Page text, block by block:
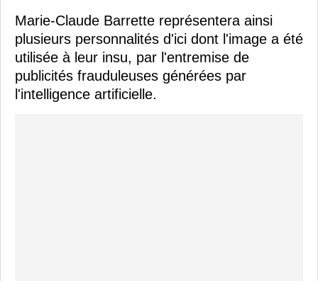
Marie-Claude Barrette représentera ainsi
plusieurs personnalités d'ici dont l'image a été
utilisée à leur insu, par l'entremise de
publicités frauduleuses générées par
l'intelligence artificielle.